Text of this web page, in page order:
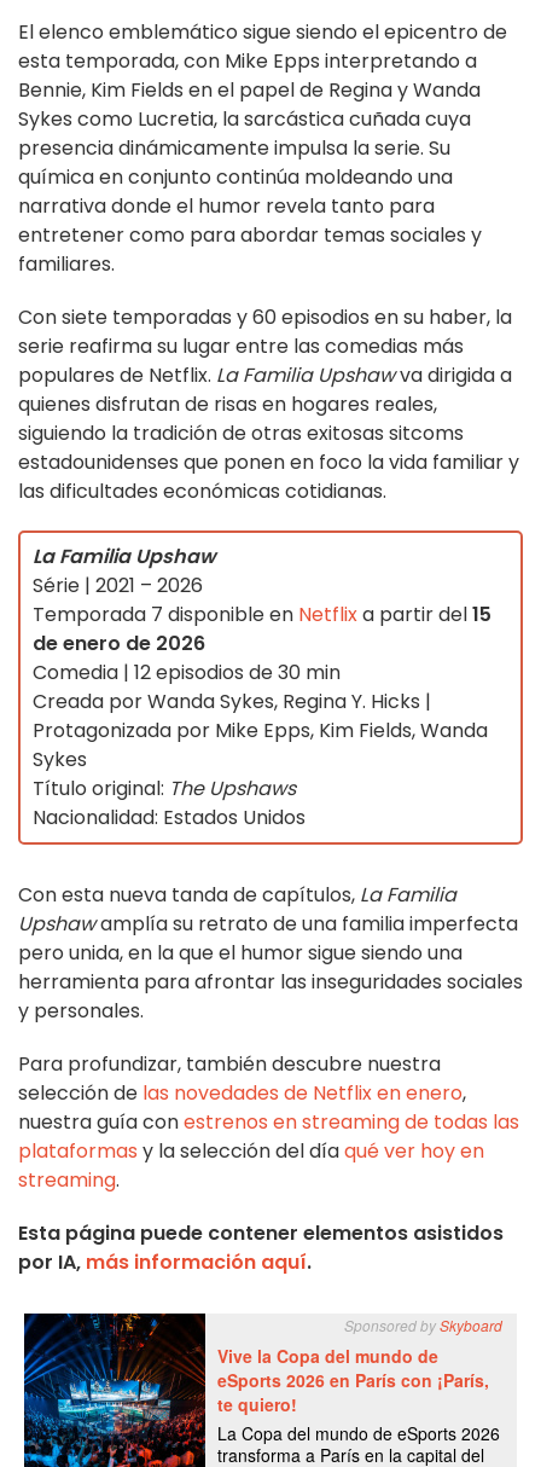
El elenco emblemático sigue siendo el epicentro de
esta temporada, con Mike Epps interpretando a
Bennie, Kim Fields en el papel de Regina y Wanda
Sykes como Lucretia, la sarcástica cuñada cuya
presencia dinámicamente impulsa la serie. Su
química en conjunto continúa moldeando una
narrativa donde el humor revela tanto para
entretener como para abordar temas sociales y
familiares.
Con siete temporadas y 60 episodios en su haber, la
serie reafirma su lugar entre las comedias más
populares de Netflix. La Familia Upshawva dirigida a
quienes disfrutan de risas en hogares reales,
siguiendo la tradición de otras exitosas sitcoms
estadounidenses que ponen en foco la vida familiar y
las dificultades económicas cotidianas.
La Familia Upshaw
Série | 2021 – 2026
Temporada 7 disponible en Netflixa partir del15
de enero de 2026
Comedia | 12 episodios de 30 min
Creada por Wanda Sykes, Regina Y. Hicks |
Protagonizada por Mike Epps, Kim Fields, Wanda
Sykes
Título original: The Upshaws
Nacionalidad: Estados Unidos
Con esta nueva tanda de capítulos, La Familia
Upshawamplía su retrato de una familia imperfecta
pero unida, en la que el humor sigue siendo una
herramienta para afrontar las inseguridades sociales
y personales.
Para profundizar, también descubre nuestra
selección de las novedades de Netflix en enero,
nuestra guía conestrenos en streaming de todas las
plataformas y la selección del díaqué ver hoy en
streaming.
Esta página puede contener elementos asistidos
por IA, más información aquí.